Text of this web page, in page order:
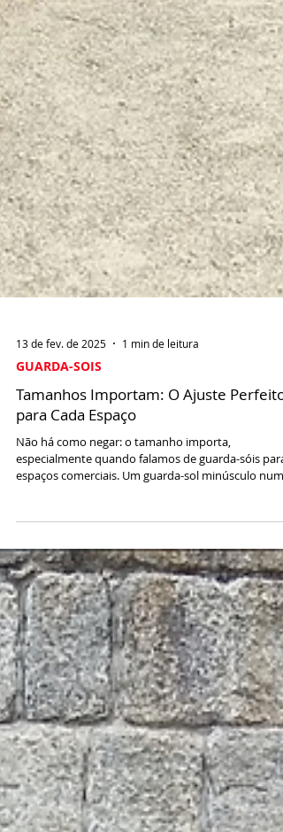
13 de fev. de 2025 1 min de leitura
GUARDA-SOIS
Tamanhos Importam: O Ajuste Perfeito
para Cada Espaço
espl